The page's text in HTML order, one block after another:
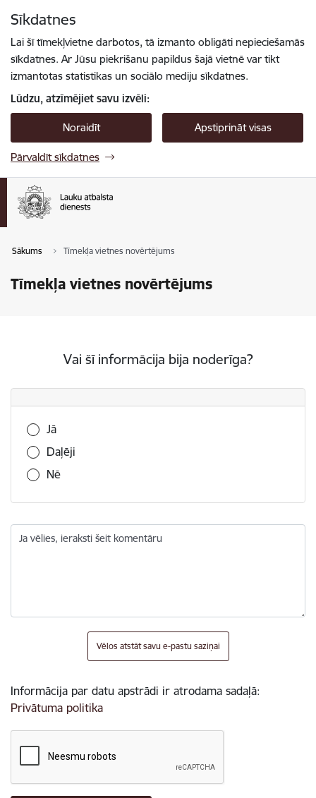
Sīkdatnes
Lai šī tīmekļvietne darbotos, tā izmanto obligāti nepieciešamās
sīkdatnes. Ar Jūsu piekrišanu papildus šajā vietnē var tikt
izmantotas statistikas un sociālo mediju sīkdatnes.
Lūdzu, atzīmējiet savu izvēli:
Noraidīt Apstiprināt visas
Pārvaldīt sīkdatnes
Sākums Tīmekļa vietnes novērtējums
Tīmekļa vietnes novērtējums
Vai šī informācija bija noderīga?
Vai šī informācija bija noderīga?
Jā
Daļēji
Nē
Ja vēlies, ieraksti šeit komentāru
Vēlos atstāt savu e-pastu saziņai
Informācija par datu apstrādi ir atrodama sadaļā:
Privātuma politika